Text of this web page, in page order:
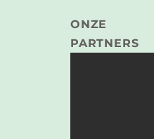
ONZE
PARTNERS